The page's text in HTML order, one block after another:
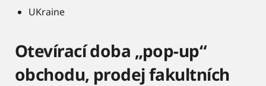
UKraine
Otevírací doba „pop-up“
obchodu, prodej fakultních